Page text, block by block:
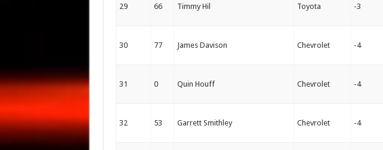
29 66 Timmy Hil Toyota -3
30 77 James Davison Chevrolet -4
31 0 Quin Houff Chevrolet -4
32 53 Garrett Smithley Chevrolet -4